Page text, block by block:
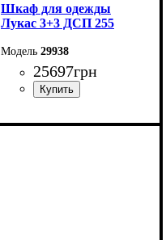
Шкаф для одежды
Лукас 3+3 ДСП 255
29938
25697грн
Ширина: 255 см